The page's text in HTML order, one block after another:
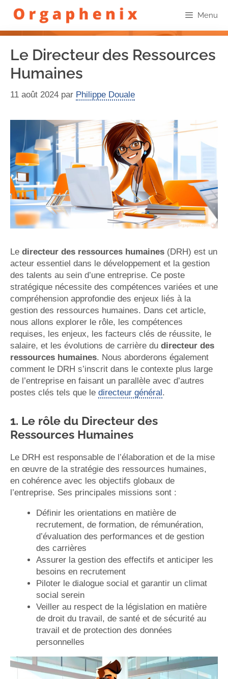
Menu
Le Directeur des Ressources
Humaines
11 août 2024 par Philippe Douale
Le directeur des ressources humaines (DRH) est un
acteur essentiel dans le développement et la gestion
des talents au sein d’une entreprise. Ce poste
stratégique nécessite des compétences variées et une
compréhension approfondie des enjeux liés à la
gestion des ressources humaines. Dans cet article,
nous allons explorer le rôle, les compétences
requises, les enjeux, les facteurs clés de réussite, le
salaire, et les évolutions de carrière du directeur des
ressources humaines. Nous aborderons également
comment le DRH s’inscrit dans le contexte plus large
de l’entreprise en faisant un parallèle avec d’autres
postes clés tels que le directeur général.
1. Le rôle du Directeur des
Ressources Humaines
Le DRH est responsable de l’élaboration et de la mise
en œuvre de la stratégie des ressources humaines,
en cohérence avec les objectifs globaux de
l’entreprise. Ses principales missions sont :
Définir les orientations en matière de
recrutement, de formation, de rémunération,
d’évaluation des performances et de gestion
des carrières
Assurer la gestion des effectifs et anticiper les
besoins en recrutement
Piloter le dialogue social et garantir un climat
social serein
Veiller au respect de la législation en matière
de droit du travail, de santé et de sécurité au
travail et de protection des données
personnelles